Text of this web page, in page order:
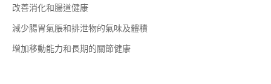
改善消化和腸道健康
減少腸胃氣脹和排泄物的氣味及體積
增加移動能力和長期的關節健康